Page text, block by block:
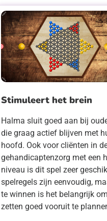
Stimuleert het brein
Halma sluit goed aan bij
die graag actief blijven met
hoofd. Ook voor cliënten in
gehandicaptenzorg met een
niveau is dit spel zeer
spelregels zijn eenvoudig,
te winnen is het belangrijk
zetten goed vooruit te